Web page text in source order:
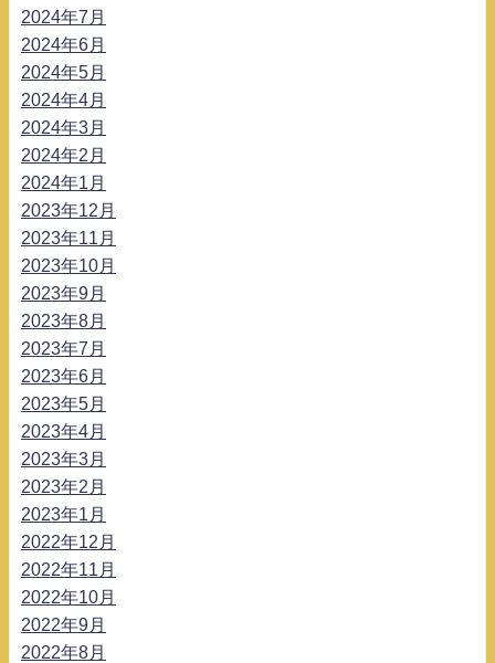
2024年7月
2024年6月
2024年5月
2024年4月
2024年3月
2024年2月
2024年1月
2023年12月
2023年11月
2023年10月
2023年9月
2023年8月
2023年7月
2023年6月
2023年5月
2023年4月
2023年3月
2023年2月
2023年1月
2022年12月
2022年11月
2022年10月
2022年9月
2022年8月